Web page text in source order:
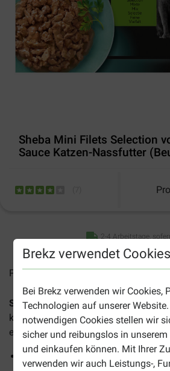
Brekz verwendet Cookies
Bei Brekz verwenden wir Cookies,
Technologien auf unserer
notwendigen Cookies stellen wir
sicher und reibungslos in
und einkaufen können. Mit Ihrer
verwenden wir auch Leistungs-,
Sheba Mini Filets Selection
Sauce Katzen-Nassfutter
2-4 Arbeitstage,
Preise inkl. MwSt zzgl.Versandkosten
Sheba Mini Filets Selection vom
köstliches und abwechslungsreiches
erwachsene Katzen.
Vier Geschmacksrichtungen